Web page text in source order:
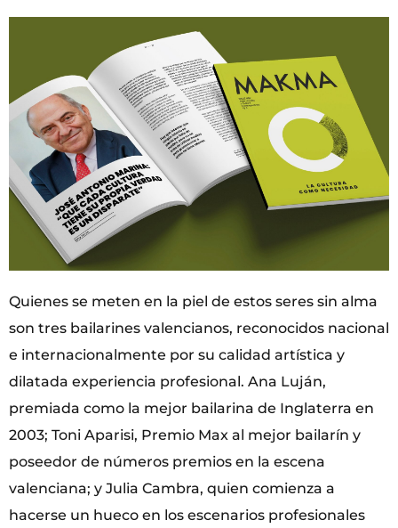
Quienes se meten en la piel de estos seres sin alma
son tres bailarines valencianos, reconocidos nacional
e internacionalmente por su calidad artística y
dilatada experiencia profesional. Ana Luján,
premiada como la mejor bailarina de Inglaterra en
2003; Toni Aparisi, Premio Max al mejor bailarín y
poseedor de números premios en la escena
valenciana; y Julia Cambra, quien comienza a
hacerse un hueco en los escenarios profesionales